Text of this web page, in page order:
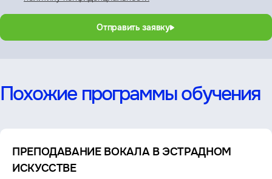
Отправить заявку
Похожие программы обучения
ПРЕПОДАВАНИЕ ВОКАЛА В ЭСТРАДНОМ
ИСКУССТВЕ